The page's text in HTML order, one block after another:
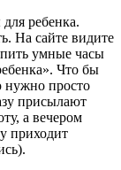
ребенка.
На сайте видите
умные часы
Что бы
просто
присылают
а вечером
приходит